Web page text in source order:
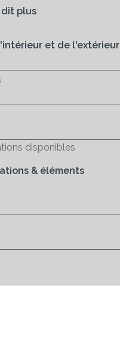
dit plus
et de l'extérieur
disponibles
& éléments